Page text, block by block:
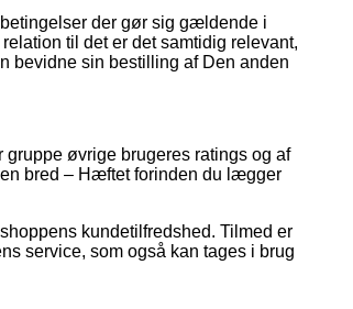
der gør sig gældende i
til det er det samtidig relevant,
bevidne sin bestilling af Den anden
øvrige brugeres ratings og af
bred – Hæftet forinden du lægger
kundetilfredshed. Tilmed er
service, som også kan tages i brug